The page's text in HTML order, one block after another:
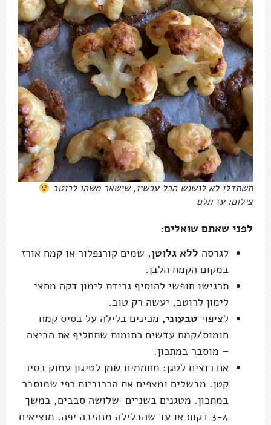
תשתדלו לא לנשנש הכל עכשיו, שישאר משהו לרוטב
צילום: עז תלם
לפני שאתם שואלים:
לגרסה ללא גלוטן, שמים קורנפלור או קמח אורז
במקום הקמח הלבן.
תרגישו חופשי להוסיף גרידת לימון דקה מחצי
לימון לרוטב, יעשה רק טוב.
לציפוי טבעוני, מכינים בלילה על בסיס קמח
חומוס/קמח עדשים כתומות שתחליף את הביצה
– מוסבר במתכון.
אם רוצים לטגן: מחממים שמן לטיגון עמוק בסיר
קטן. מבשלים ומצפים את הכרוביות כפי שמוסבר
במתכון. מטגנים בשניים-שלושה סבבים, במשך
3-4 דקות או עד שהבלילה מזהיבה יפה. מוציאים